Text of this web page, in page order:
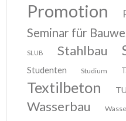
Promotion
Seminar für
SLUB Stahlbau
Studenten Studium
Textilbeton
Wasserbau